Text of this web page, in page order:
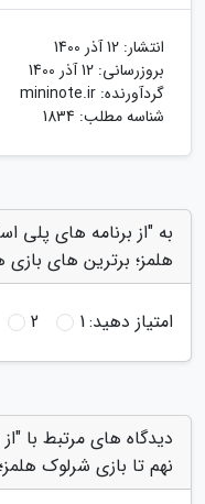
انتشار: 12 آذر 1400
بروزرسانی: 12 آذر 1400
گردآورنده: mininote.ir
شناسه مطلب: 1834
به "از برنامه های پلی
هلمز؛ برترین های
امتیاز دهید:1
2
دیدگاه های مرتبط با
نهم تا بازی شرلوک